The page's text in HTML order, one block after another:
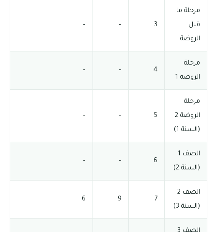
مرحلة ما
قبل
الروضة
3
–
–
مرحلة
الروضة 1
4
–
–
مرحلة
الروضة 2
(السنة 1)
5
–
–
الصف 1
(السنة 2)
6
–
–
الصف 2
(السنة 3)
7
9
6